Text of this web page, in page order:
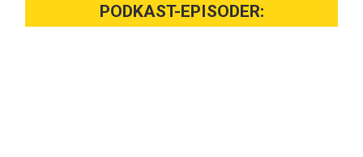
PODKAST-EPISODER: